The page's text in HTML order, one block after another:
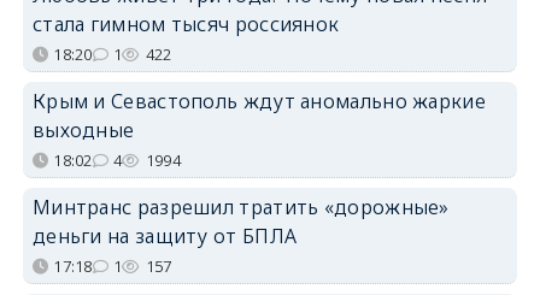
стала гимном тысяч россиянок
18:20 1 422
Крым и Севастополь ждут аномально жаркие
выходные
18:02 4 1994
Минтранс разрешил тратить «дорожные»
деньги на защиту от БПЛА
17:18 1 157